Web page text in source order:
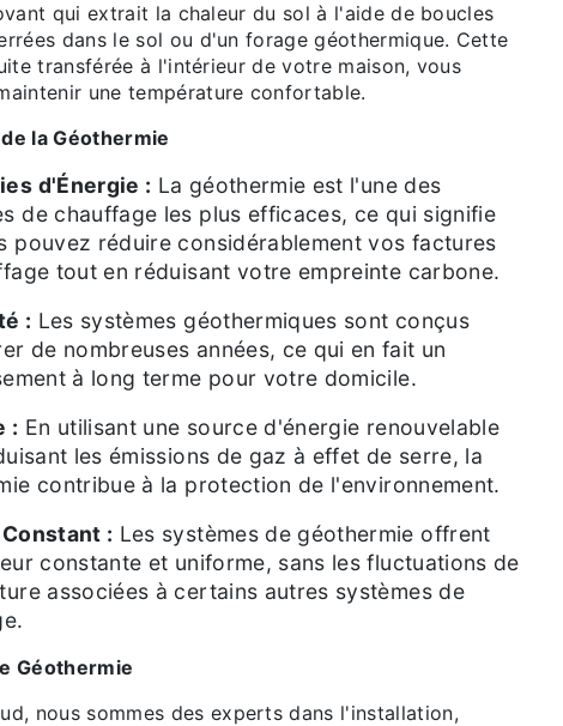
qui extrait la chaleur du sol à l'aide de boucles
dans le sol ou d'un forage géothermique. Cette
transférée à l'intérieur de votre maison, vous
une température confortable.
la Géothermie
d'Énergie : La géothermie est l'une des
de chauffage les plus efficaces, ce qui signifie
pouvez réduire considérablement vos factures
tout en réduisant votre empreinte carbone.
: Les systèmes géothermiques sont conçus
de nombreuses années, ce qui en fait un
à long terme pour votre domicile.
: En utilisant une source d'énergie renouvelable
les émissions de gaz à effet de serre, la
contribue à la protection de l'environnement.
: Les systèmes de géothermie offrent
constante et uniforme, sans les fluctuations de
associées à certains autres systèmes de
Géothermie
nous sommes des experts dans l'installation,